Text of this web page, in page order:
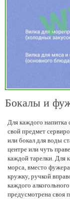
Бокалы и
Для каждого напитка
свой предмет
или бокал для воды
центре или чуть
каждой тарелки. Для
морса, вместо фужера
кружку, ручкой
каждого
предусмотрена своя